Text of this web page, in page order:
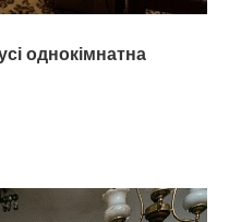
однокімнатна